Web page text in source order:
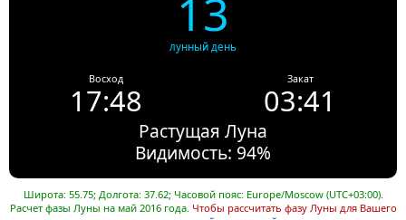
13
лунный день
Восход
17:48
Закат
03:41
Растущая Луна
Видимость: 94%
Широта: 55.75; Долгота: 37.62; Часовой пояс: Europe/Moscow (UTC+03:00).
Расчет фазы Луны на май 2016 года. Чтобы рассчитать фазу Луны для Вашего